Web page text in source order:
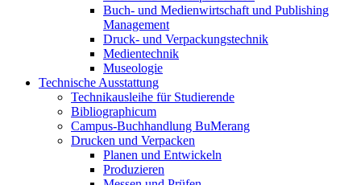
Buch- und Medienwirtschaft und Publishing
Management
Druck- und Verpackungstechnik
Medientechnik
Museologie
Technische Ausstattung
Technikausleihe für Studierende
Bibliographicum
Campus-Buchhandlung BuMerang
Drucken und Verpacken
Planen und Entwickeln
Produzieren